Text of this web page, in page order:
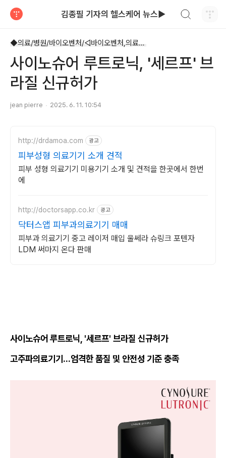
김종필 기자의 헬스케어 뉴스▶
◆의료/병원/바이오벤처/◁바이오벤처,의료기기
사이노슈어 루트로닉, '세르프' 브
라질 신규허가
jean pierre 2025. 6. 11. 10:54
http://drdamoa.com 광고
피부성형 의료기기 소개 견적
피부 성형 의료기기 미용기기 소개 및 견적을 한곳에서 한번
에
http://doctorsapp.co.kr 광고
닥터스앱 피부과의료기기 매매
피부과 의료기기 중고 레이저 매입 울쎄라 슈링크 포텐자
LDM 써마지 온다 판매
사이노슈어 루트로닉, '세르프' 브라질 신규허가
고주파의료기기...엄격한 품질 및 안전성 기준 충족